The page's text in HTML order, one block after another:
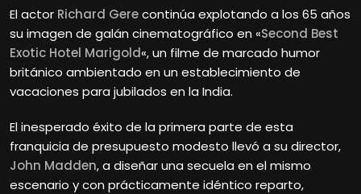
El actor Richard Gerecontinúa explotando a los 65 años
su imagen de galán cinematográfico en «Second Best
Exotic Hotel Marigold«, un filme de marcado humor
británico ambientado en un establecimiento de
vacaciones para jubilados en la India.
El inesperado éxito de la primera parte de esta
franquicia de presupuesto modesto llevó a su director,
John Madden, a diseñar una secuela en el mismo
escenario y con prácticamente idéntico reparto,